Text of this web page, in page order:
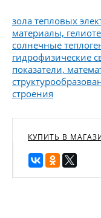
зола тепловых
материалы,
солнечные
гидрофизические
показатели,
строения
КУПИТЬ В